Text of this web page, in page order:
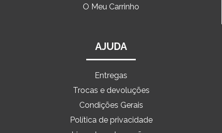
O Meu Carrinho
AJUDA
Entregas
Trocas e devoluções
Condições Gerais
Política de privacidade